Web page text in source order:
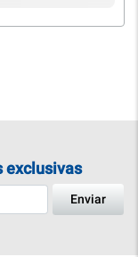
exclusivas
Enviar